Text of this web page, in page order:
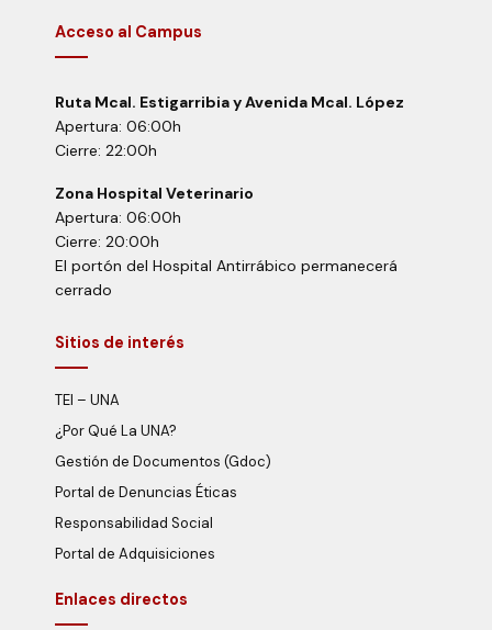
Acceso al Campus
Ruta Mcal. Estigarribia y Avenida Mcal. López
Apertura: 06:00h
Cierre: 22:00h
Zona Hospital Veterinario
Apertura: 06:00h
Cierre: 20:00h
El portón del Hospital Antirrábico permanecerá
cerrado
Sitios de interés
TEI – UNA
¿Por Qué La UNA?
Gestión de Documentos (Gdoc)
Portal de Denuncias Éticas
Responsabilidad Social
Portal de Adquisiciones
Enlaces directos